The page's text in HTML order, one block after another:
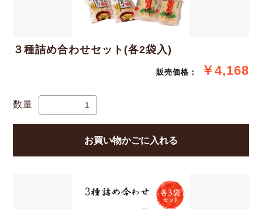
３種詰め合わせセット(各2袋入)
販売価格： ￥4,168
数量
お買い物かごに入れる